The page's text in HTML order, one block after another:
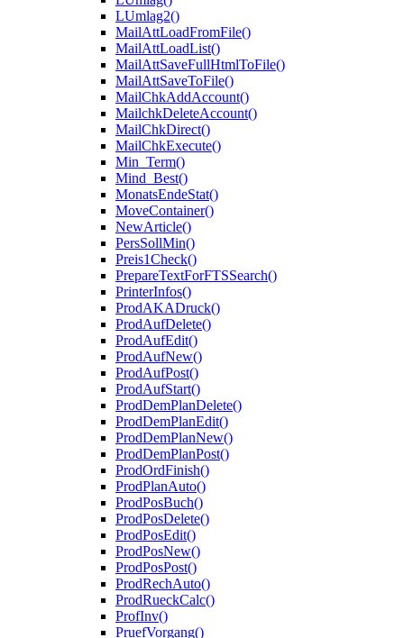
LUmlag2()
MailAttLoadFromFile()
MailAttLoadList()
MailAttSaveFullHtmlToFile()
MailAttSaveToFile()
MailChkAddAccount()
MailchkDeleteAccount()
MailChkDirect()
MailChkExecute()
Min_Term()
Mind_Best()
MonatsEndeStat()
MoveContainer()
NewArticle()
PersSollMin()
Preis1Check()
PrepareTextForFTSSearch()
PrinterInfos()
ProdAKADruck()
ProdAufDelete()
ProdAufEdit()
ProdAufNew()
ProdAufPost()
ProdAufStart()
ProdDemPlanDelete()
ProdDemPlanEdit()
ProdDemPlanNew()
ProdDemPlanPost()
ProdOrdFinish()
ProdPlanAuto()
ProdPosBuch()
ProdPosDelete()
ProdPosEdit()
ProdPosNew()
ProdPosPost()
ProdRechAuto()
ProdRueckCalc()
ProfInv()
PruefVorgang()